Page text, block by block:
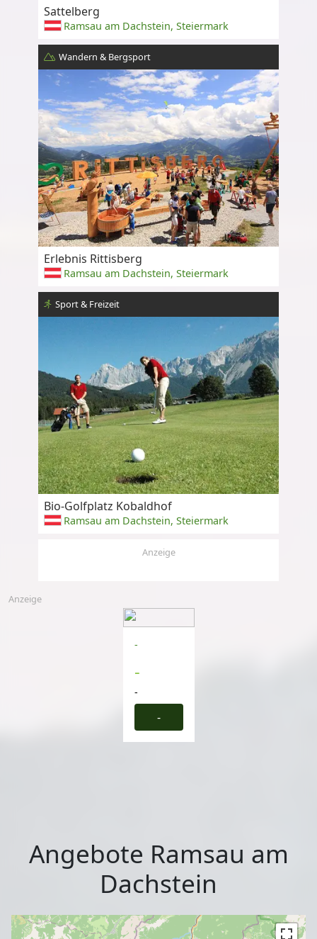
Sattelberg
Ramsau am Dachstein, Steiermark
Wandern & Bergsport
Erlebnis Rittisberg
Ramsau am Dachstein, Steiermark
Sport & Freizeit
Bio-Golfplatz Kobaldhof
Ramsau am Dachstein, Steiermark
Anzeige
Anzeige
-
-
-
-
Angebote Ramsau am
Dachstein